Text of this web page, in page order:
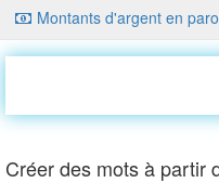
Montants d'argent en
Créer des mots à partir